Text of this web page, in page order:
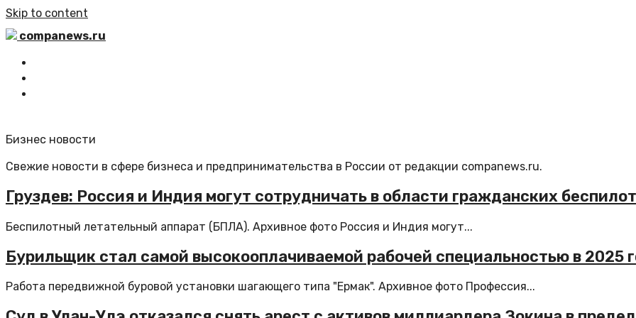
Skip to content
companews.ru
Бизнес новости
Свежие новости в сфере бизнеса и предпринимательства в России от редакции companews.ru.
Груздев: Россия и Индия могут сотрудничать в области гражданских
Беспилотный летательный аппарат (БПЛА). Архивное фото Россия и Индия могут...
Бурильщик стал самой высокооплачиваемой рабочей специальностью в 2025
Работа передвижной буровой установки шагающего типа "Ермак". Архивное фото Профессия...